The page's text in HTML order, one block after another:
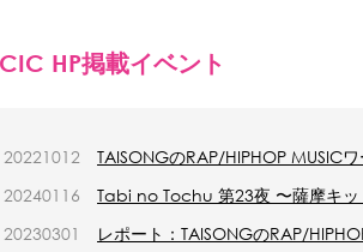
HP掲載イベント
20221012
TAISONGのRAP/HIPHOP MUSIC
20240116
Tabi no Tochu 第23夜 〜薩摩キッ
20230301
レポート：TAISONGのRAP/